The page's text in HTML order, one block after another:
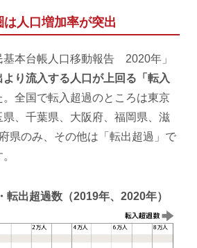
は人口増加率が突出
基本台帳人口移動報告 2020年」
り流入する人口が上回る「転入
。全国で転入超過のところは東京
、千葉県、大阪府、福岡県、滋
県のみ、その他は「転出超過」で
転出超過数（2019年、2020年）